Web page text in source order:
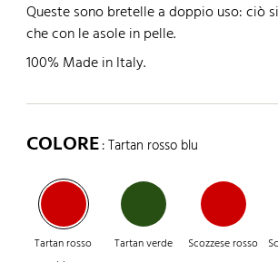
Queste sono bretelle a doppio uso: ciò
che con le asole in pelle.
100% Made in Italy.
COLORE: Tartan rosso blu
Tartan rosso
Tartan verde Scozzese rosso